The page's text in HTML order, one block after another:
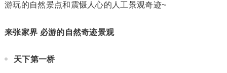
游玩的自然景点和震慑人心的人工景观奇迹~
来张家界 必游的自然奇迹景观
天下第一桥